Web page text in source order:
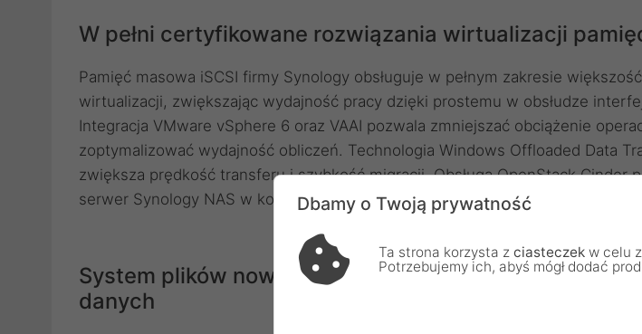
W pełni certyfikowane rozwiązania wirtualizacji
Pamięć masowa iSCSI firmy Synology obsługuje w pełnym zakresie
wirtualizacji, zwiększając wydajność pracy dzięki prostemu w obsłudze
Integracja VMware vSphere 6 oraz VAAI pozwala zmniejszać obciążenie
zoptymalizować wydajność obliczeń. Technologia Windows Offloaded Data
zwiększa prędkość transferu i szybkość migracji. Obsługa OpenStack Cinder
serwer Synology NAS w komponent pamięci oparty o bloki.
System plików nowej generacji zorientowany na
danych
Dbamy o Twoją prywatność
Ta strona korzysta z ciasteczek w celu
Potrzebujemy ich, abyś mógł dodać